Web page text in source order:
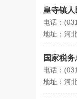
皇寺镇
电话：
地址：河
国家税
电话：
地址：河